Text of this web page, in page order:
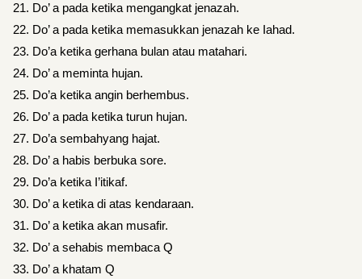
Do’ a pada ketika mengangkat jenazah.
Do’ a pada ketika memasukkan jenazah ke Iahad.
Do’a ketika gerhana bulan atau matahari.
Do’ a meminta hujan.
Do’a ketika angin berhembus.
Do’ a pada ketika turun hujan.
Do’a sembahyang hajat.
Do’ a habis berbuka sore.
Do’a ketika I’itikaf.
Do’ a ketika di atas kendaraan.
Do’ a ketika akan musafir.
Do’ a sehabis membaca Q
Do’ a khatam Q